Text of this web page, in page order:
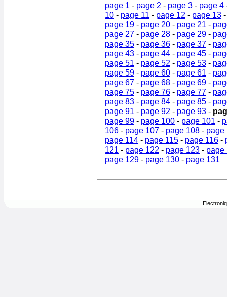
page 1 - page 2 - page 3 - page 4
10 - page 11 - page 12 - page 13
page 19 - page 20 - page 21 -
page 27 - page 28 - page 29 -
page 35 - page 36 - page 37 -
page 43 - page 44 - page 45 -
page 51 - page 52 - page 53 -
page 59 - page 60 - page 61 -
page 67 - page 68 - page 69 -
page 75 - page 76 - page 77 -
page 83 - page 84 - page 85 -
page 91 - page 92 - page 93 -
page 99 - page 100 - page 101 -
106 - page 107 - page 108 - page
page 114 - page 115 - page 116 -
121 - page 122 - page 123 - page
page 129 - page 130 - page 131